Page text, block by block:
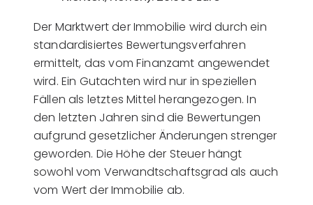
Der Marktwert der Immobilie wird durch ein
standardisiertes Bewertungsverfahren
ermittelt, das vom Finanzamt angewendet
wird. Ein Gutachten wird nur in speziellen
Fällen als letztes Mittel herangezogen. In
den letzten Jahren sind die Bewertungen
aufgrund gesetzlicher Änderungen strenger
geworden. Die Höhe der Steuer hängt
sowohl vom Verwandtschaftsgrad als auch
vom Wert der Immobilie ab.